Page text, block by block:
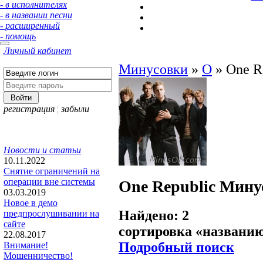
- в исполнителях
- в названии песни
- расширенный
- помощь
Личный кабинет
регистрация ¦ забыли
Новости и статьи
10.11.2022
Снятие ограничений на
операции вне системы
03.03.2019
Новое в демо
предпрослушивании на
сайте
22.08.2017
Внимание!
Мошенничество!
Минусовки » O » One
One Republic
Найдено: 2
сортировка «
Подробный поиск